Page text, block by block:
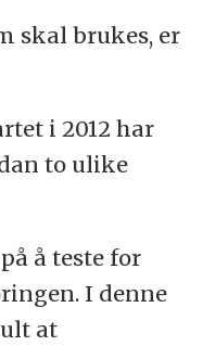
skal brukes, er
i 2012 har
to ulike
å teste for
I denne
at